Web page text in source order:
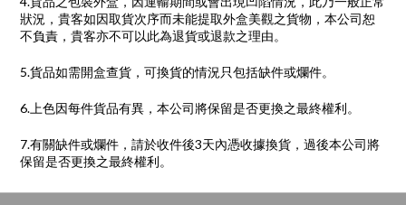
狀況，貴客如因取貨次序而未能提取外盒美觀之貨物，本公司恕
不負責，貴客亦不可以此為退貨或退款之理由。
5.貨品如需開盒查貨，可換貨的情況只包括缺件或爛件。
6.上色因每件貨品有異，本公司將保留是否更換之最終權利。
7.有關缺件或爛件，請於收件後3天內憑收據換貨，過後本公司將
保留是否更換之最終權利。